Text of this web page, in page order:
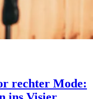
rechter Mode: